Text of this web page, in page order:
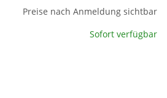
Preise nach Anmeldung sichtbar
Sofort verfügbar